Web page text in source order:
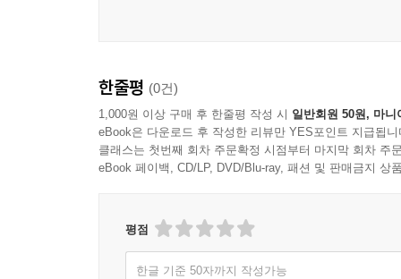
한줄평 (0건)
1,000원 이상 구매 후 한줄평 작성 시 일반회원 50원, 마니
eBook은 다운로드 후 작성한 리뷰만 YES포인트 지급됩니
클래스는 첫번째 회차 주문확정 시점부터 마지막 회차 주
eBook 페이백, CD/LP, DVD/Blu-ray, 패션 및 판매금지 상
평점
한글 기준 50자까지 작성가능